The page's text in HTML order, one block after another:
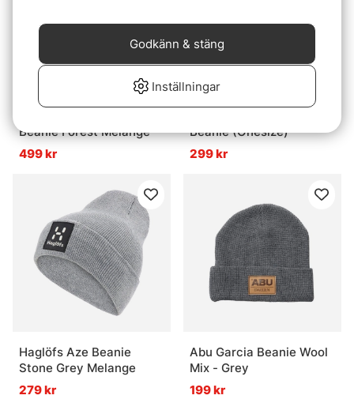
Beanie Forest Melange
499 kr
Beanie (Onesize)
299 kr
Haglöfs Aze Beanie
Stone Grey Melange
279 kr
Abu Garcia Beanie Wool
Mix - Grey
199 kr
Inställningar
Godkänn & stäng